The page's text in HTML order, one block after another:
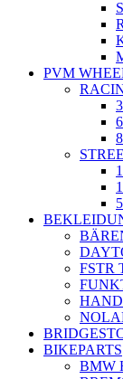
PVM
FSTR
BIKEPARTS
BMW